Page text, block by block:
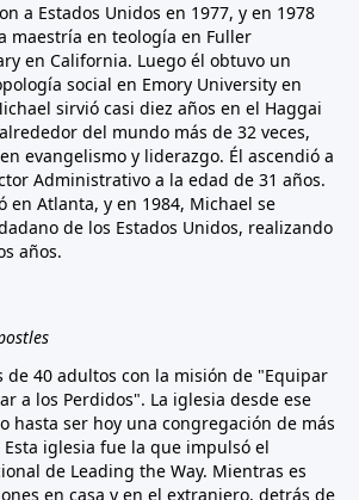
a Estados Unidos en 1977, y en 1978
maestría en teología en Fuller
en California. Luego él obtuvo un
social en Emory University en
sirvió casi diez años en el Haggai
del mundo más de 32 veces,
evangelismo y liderazgo. Él ascendió a
Administrativo a la edad de 31 años.
en Atlanta, y en 1984, Michael se
de los Estados Unidos, realizando
años.
de 40 adultos con la misión de "Equipar
a los Perdidos". La iglesia desde ese
hasta ser hoy una congregación de más
iglesia fue la que impulsó el
de Leading the Way. Mientras es
en casa y en el extranjero, detrás de